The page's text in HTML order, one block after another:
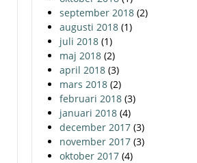
september 2018 (2)
augusti 2018 (1)
juli 2018 (1)
maj 2018 (2)
april 2018 (3)
mars 2018 (2)
februari 2018 (3)
januari 2018 (4)
december 2017 (3)
november 2017 (3)
oktober 2017 (4)